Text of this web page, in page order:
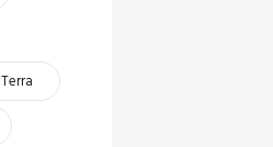
Terra